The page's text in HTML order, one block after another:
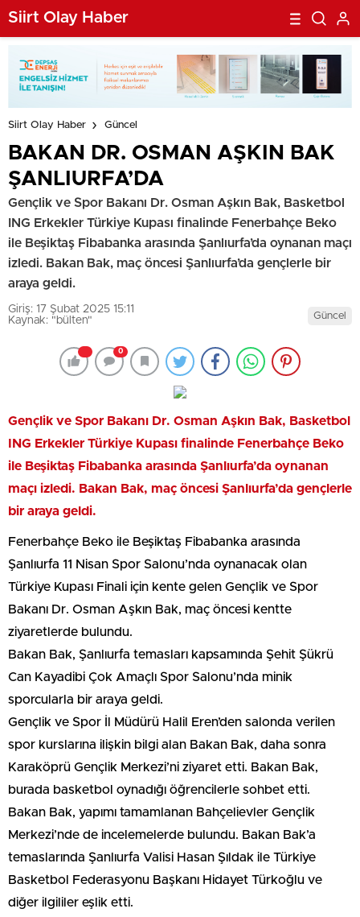
Siirt Olay Haber
Siirt Olay Haber Güncel
BAKAN DR. OSMAN AŞKIN BAK
ŞANLIURFA’DA
Gençlik ve Spor Bakanı Dr. Osman Aşkın Bak, Basketbol
ING Erkekler Türkiye Kupası finalinde Fenerbahçe Beko
ile Beşiktaş Fibabanka arasında Şanlıurfa’da oynanan maçı
izledi. Bakan Bak, maç öncesi Şanlıurfa’da gençlerle bir
araya geldi.
Giriş: 17 Şubat 2025 15:11
Kaynak: "bülten"
Güncel
0
Gençlik ve Spor Bakanı Dr. Osman Aşkın Bak, Basketbol
ING Erkekler Türkiye Kupası finalinde Fenerbahçe Beko
ile Beşiktaş Fibabanka arasında Şanlıurfa’da oynanan
maçı izledi. Bakan Bak, maç öncesi Şanlıurfa’da gençlerle
bir araya geldi.
Fenerbahçe Beko ile Beşiktaş Fibabanka arasında
Şanlıurfa 11 Nisan Spor Salonu’nda oynanacak olan
Türkiye Kupası Finali için kente gelen Gençlik ve Spor
Bakanı Dr. Osman Aşkın Bak, maç öncesi kentte
ziyaretlerde bulundu.
Bakan Bak, Şanlıurfa temasları kapsamında Şehit Şükrü
Can Kayadibi Çok Amaçlı Spor Salonu’nda minik
sporcularla bir araya geldi.
Gençlik ve Spor İl Müdürü Halil Eren’den salonda verilen
spor kurslarına ilişkin bilgi alan Bakan Bak, daha sonra
Karaköprü Gençlik Merkezi’ni ziyaret etti. Bakan Bak,
burada basketbol oynadığı öğrencilerle sohbet etti.
Bakan Bak, yapımı tamamlanan Bahçelievler Gençlik
Merkezi’nde de incelemelerde bulundu. Bakan Bak’a
temaslarında Şanlıurfa Valisi Hasan Şıldak ile Türkiye
Basketbol Federasyonu Başkanı Hidayet Türkoğlu ve
diğer ilgililer eşlik etti.